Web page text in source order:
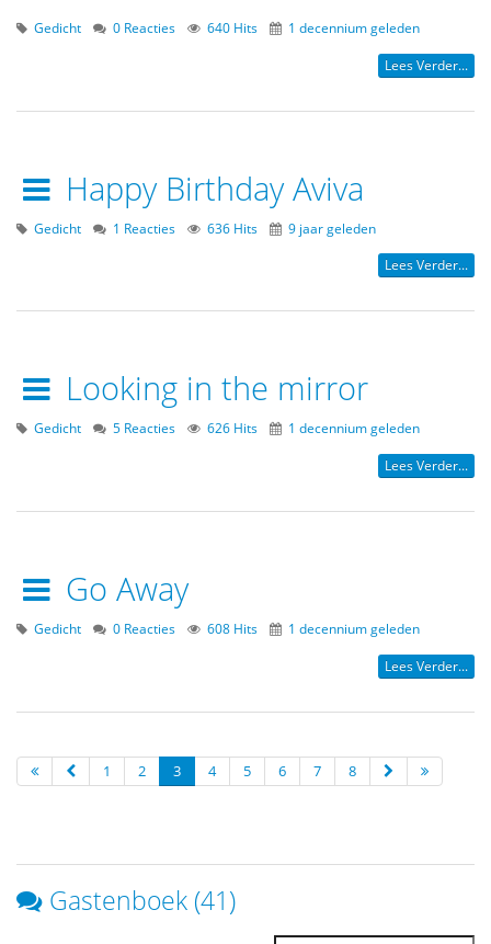
Gedicht 0 Reacties 640 Hits 1 decennium geleden
Lees Verder...
Happy Birthday Aviva
Gedicht 1 Reacties 636 Hits 9 jaar geleden
Lees Verder...
Looking in the mirror
Gedicht 5 Reacties 626 Hits 1 decennium geleden
Lees Verder...
Go Away
Gedicht 0 Reacties 608 Hits 1 decennium geleden
Lees Verder...
1 2 3 4 5 6 7 8
Gastenboek (41)